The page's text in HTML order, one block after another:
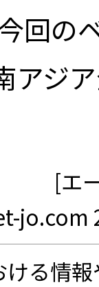
回の
アジ
[エ
jo.com
ける情